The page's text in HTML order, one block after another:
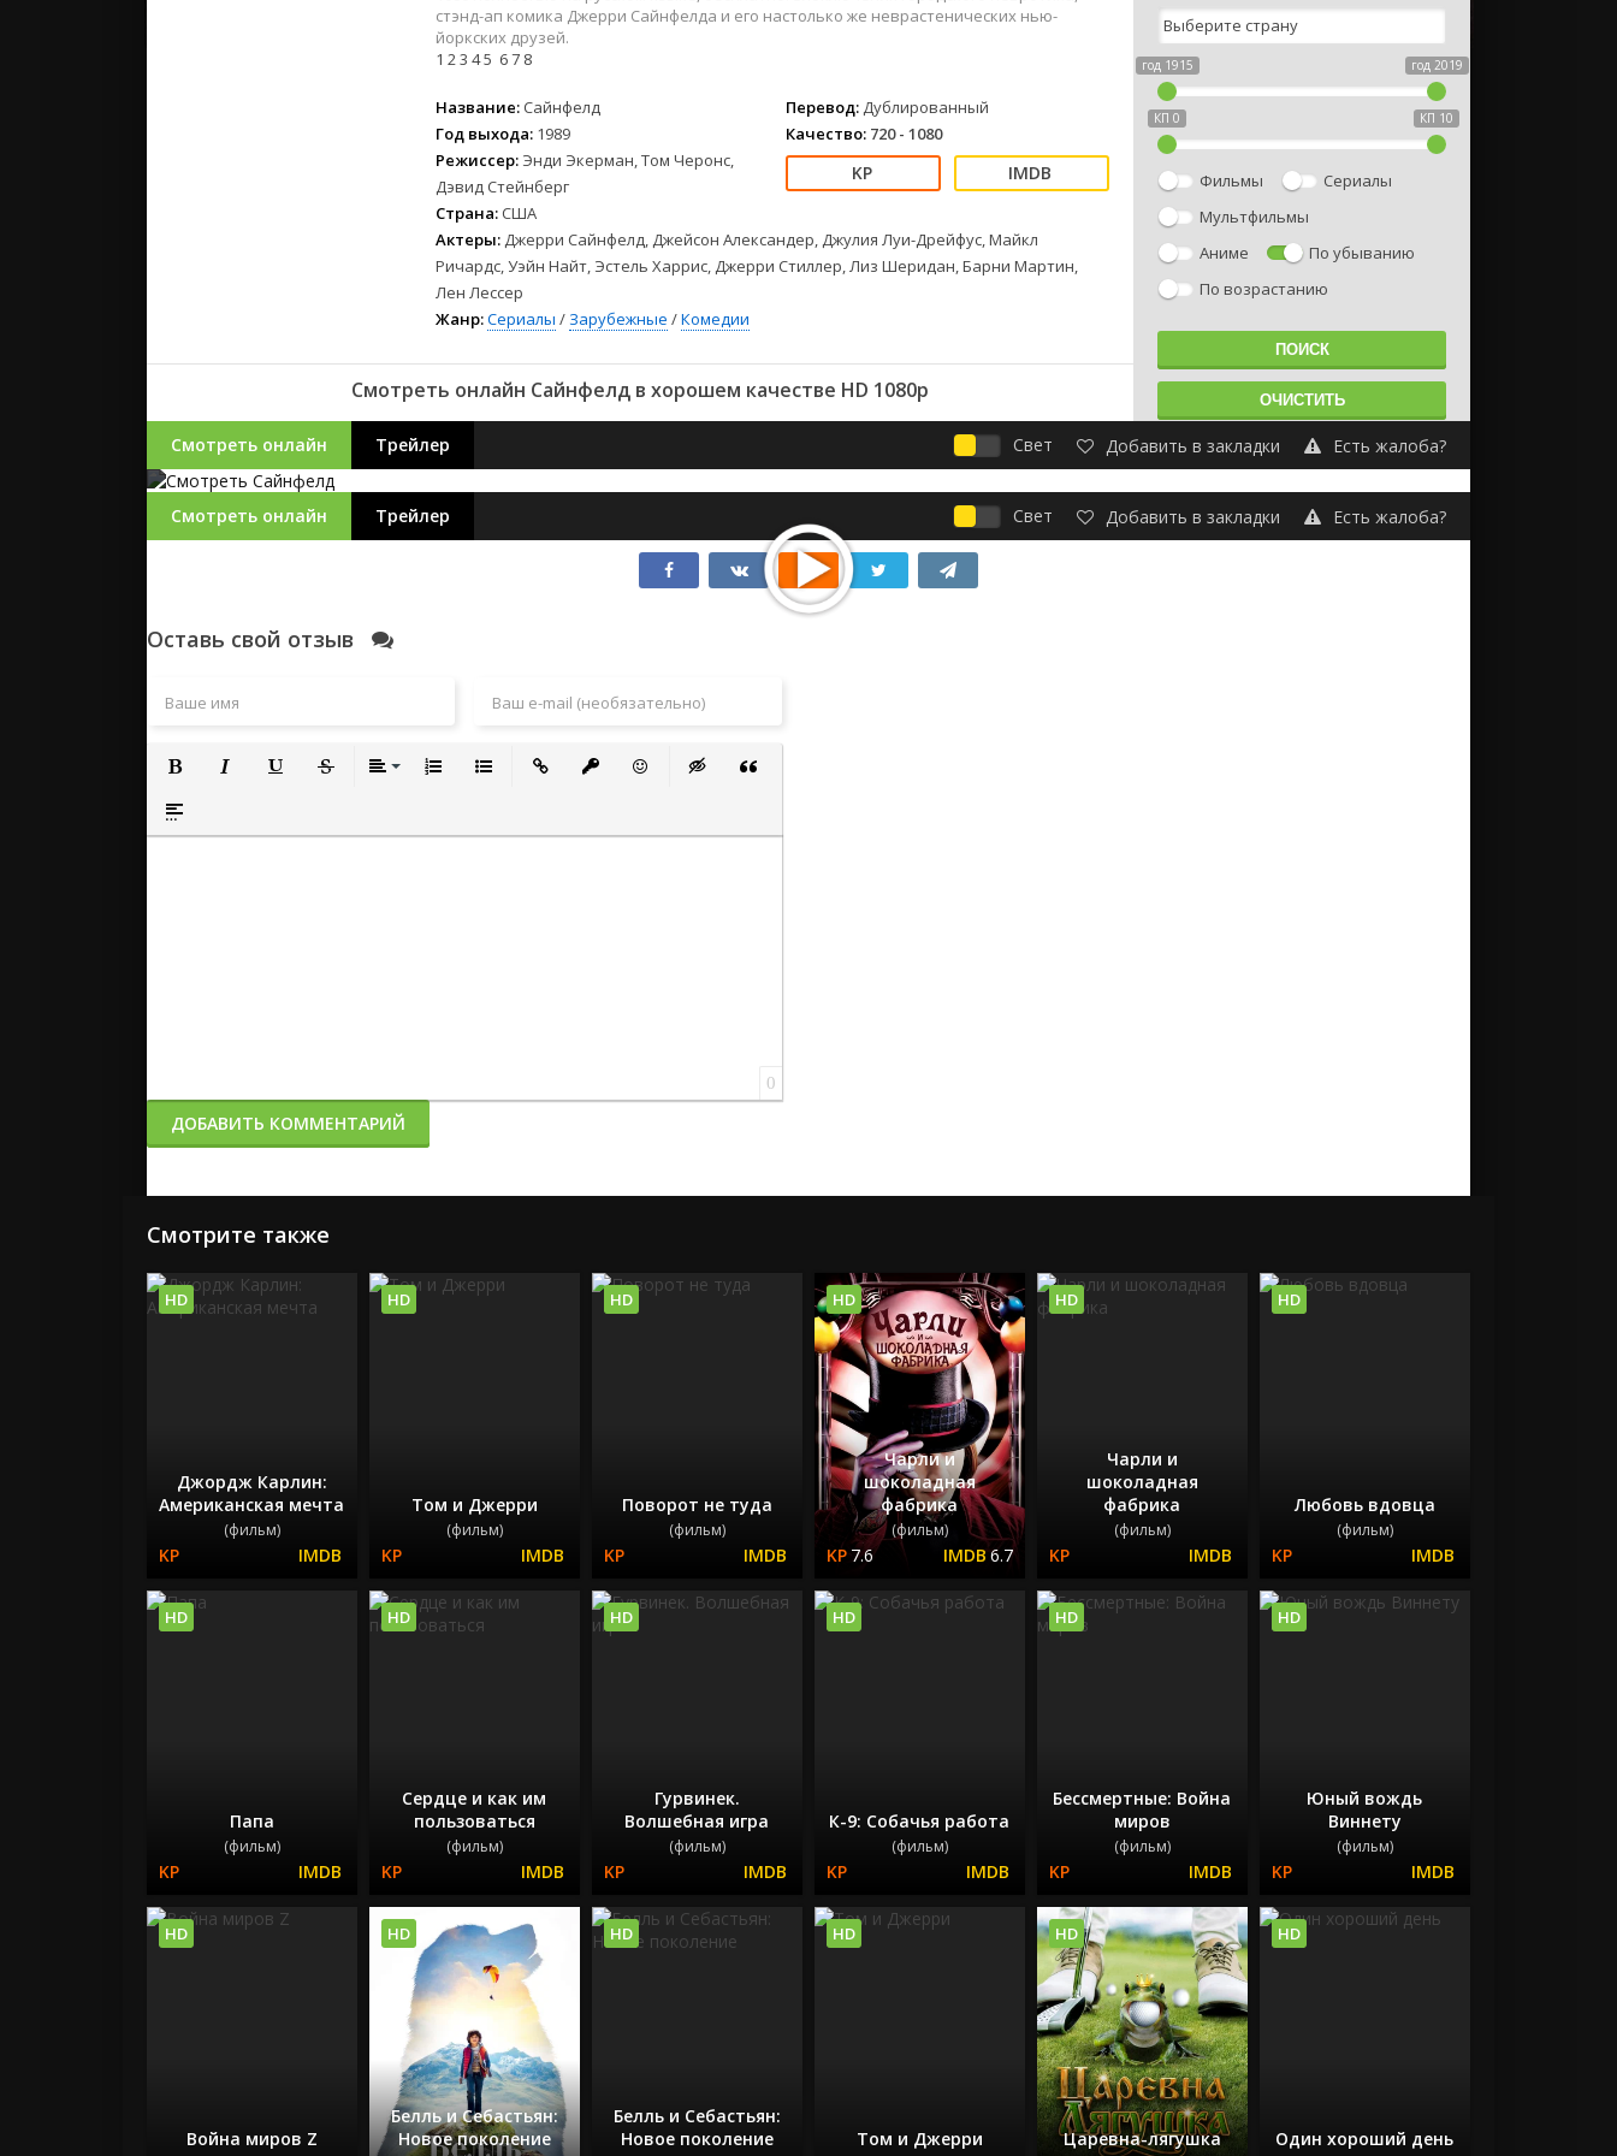
2022
2021
Русские
СССР
Зарубежные
Фантастика
Фэнтези
Русские
СССР
Зарубежные
стэнд-ап комика Джерри Сайнфелда и его настолько же неврастенических нью-
йоркских друзей.
1 23 45 67 8
Название: Сайнфелд
Год выхода: 1989
Режиссер: Энди Экерман, Том Черонс,
Дэвид Стейнберг
Страна: США
Перевод: Дублированный
Качество: 720 - 1080
Актеры: Джерри Сайнфелд, Джейсон Александер, Джулия Луи-Дрейфус, Майкл
Ричардс, Уэйн Найт, Эстель Харрис, Джерри Стиллер, Лиз Шеридан, Барни Мартин,
Лен Лессер
Жанр:Сериалы / Зарубежные /Комедии
Смотреть онлайн Сайнфелд в хорошем качестве HD 1080p
год 1915 год 2019
КП 0 КП 10
Фильмы
Сериалы
Мультфильмы
Аниме
По убыванию
По возрастанию
Смотреть онлайн Трейлер Свет Добавить в закладки Есть жалоба?
Смотреть онлайн Трейлер Свет Добавить в закладки Есть жалоба?
Оставь свой отзыв
Полужирный
Вставка спойлера
0
ДОБАВИТЬ КОММЕНТАРИЙ
Смотрите также
Джордж Карлин:
Американская мечта
(фильм)
HD
Том и Джерри
(фильм)
HD
Поворот не туда
(фильм)
HD
Чарли и
шоколадная
фабрика
(фильм)
7.6 6.7
HD
Чарли и
шоколадная
фабрика
(фильм)
HD
Любовь вдовца
(фильм)
HD
Папа
(фильм)
HD
Сердце и как им
пользоваться
(фильм)
HD
Гурвинек.
Волшебная игра
(фильм)
HD
К-9: Собачья работа
(фильм)
HD
Бессмертные: Война
миров
(фильм)
HD
Юный вождь
Виннету
(фильм)
HD
Война миров Z
HD
Белль и Себастьян:
Новое поколение
HD
Белль и Себастьян:
Новое поколение
HD
Том и Джерри
HD
Царевна-лягушка
HD
Один хороший день
HD